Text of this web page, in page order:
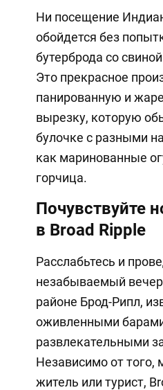
Ни посещение
обойдется без
бутерброда со
Это прекрасное
панированную и
вырезку, которую
булочке с разными
как маринованные
горчица.
Почувствуйте
в Broad Ripple
Расслабьтесь и
незабываемый
районе Брод-Рипл,
оживленными
развлекательными
Независимо от того,
житель или турист,